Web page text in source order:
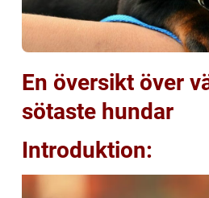
En översikt över
sötaste hundar
Introduktion: